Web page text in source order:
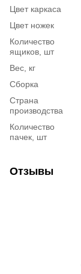
Цвет каркаса
Цвет ножек
Количество
ящиков, шт
Вес, кг
Сборка
Страна
производства
Количество
пачек, шт
Отзывы